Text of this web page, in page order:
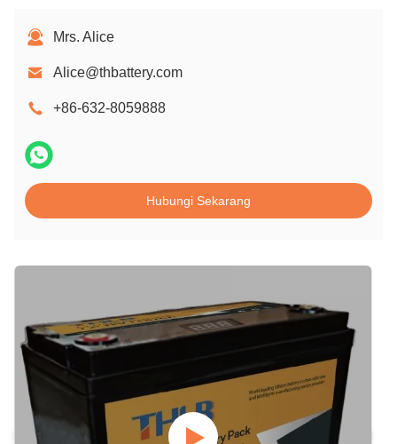
Mrs. Alice
Alice@thbattery.com
+86-632-8059888
Hubungi Sekarang